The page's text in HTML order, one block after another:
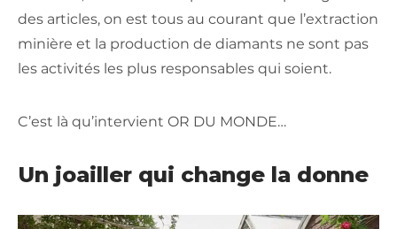
des articles, on est tous au courant que l’extraction
minière et la production de diamants ne sont pas
les activités les plus responsables qui soient.
C’est là qu’intervient OR DU MONDE…
Un joailler qui change la donne